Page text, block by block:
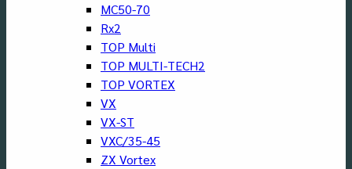
MC50-70
Rx2
TOP Multi
TOP MULTI-TECH2
TOP VORTEX
VX
VX-ST
VXC/35-45
ZX Vortex